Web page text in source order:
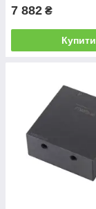
7 882 ₴
Купити